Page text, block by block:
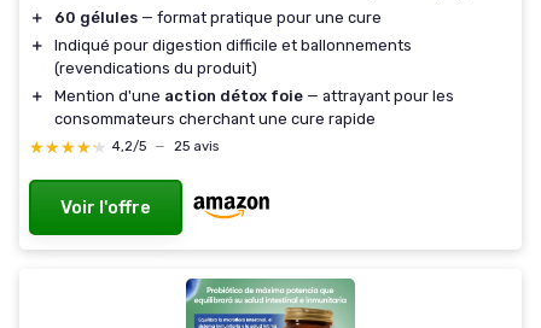
＋
60 gélules — format pratique pour une cure
＋
Indiqué pour digestion difficile et ballonnements
(revendications du produit)
＋
Mention d'une action détox foie — attrayant pour les
consommateurs cherchant une cure rapide
★★★★★
★★★★★ 4,2/5 — 25 avis
Voir l'offre